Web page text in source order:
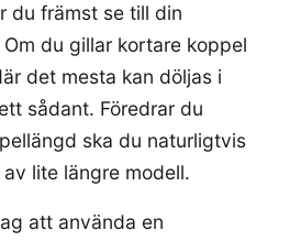
du främst se till din
du gillar kortare koppel
det mesta kan döljas i
sådant. Föredrar du
ska du naturligtvis
lite längre modell.
att använda en